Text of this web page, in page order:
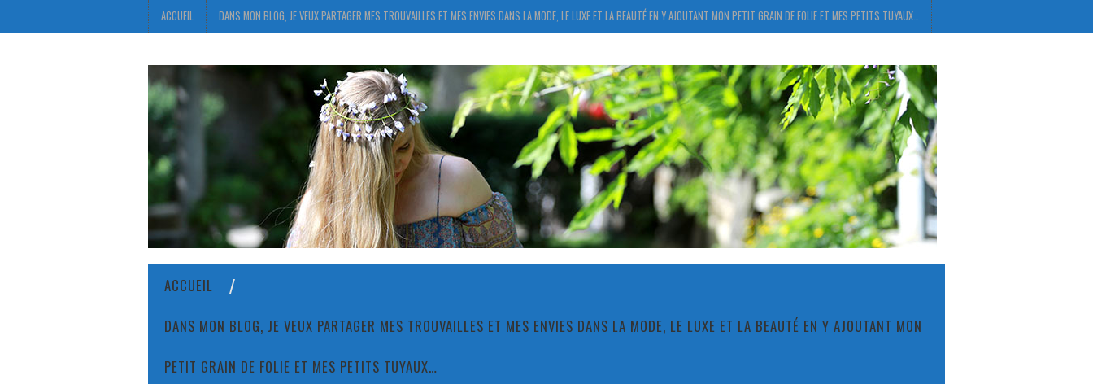
ACCUEIL DANS MON BLOG, JE VEUX PARTAGER MES TROUVAILLES ET MES ENVIES DANS LA MODE, LE LUXE ET LA BEAUTÉ EN Y AJOUTANT MON PETIT GRAIN DE FOLIE ET MES PETITS TUYAUX…
ACCUEIL
DANS MON BLOG, JE VEUX PARTAGER MES TROUVAILLES ET MES ENVIES DANS LA MODE, LE LUXE ET LA BEAUTÉ EN Y AJOUTANT MON
PETIT GRAIN DE FOLIE ET MES PETITS TUYAUX…